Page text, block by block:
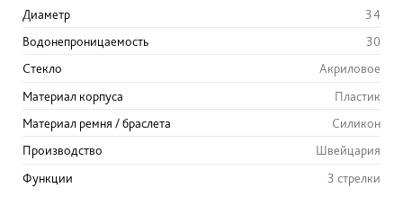
Диаметр
34
Водонепроницаемость
30
Стекло
Акриловое
Материал корпуса
Пластик
Материал ремня / браслета
Силикон
Производство
Швейцария
Функции
3 стрелки